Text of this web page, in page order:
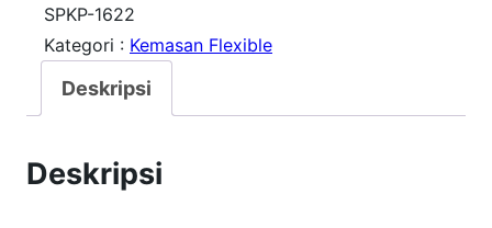
i
t
t
SPKP-1622
Kategori : Kemasan Flexible
Deskripsi
Deskripsi